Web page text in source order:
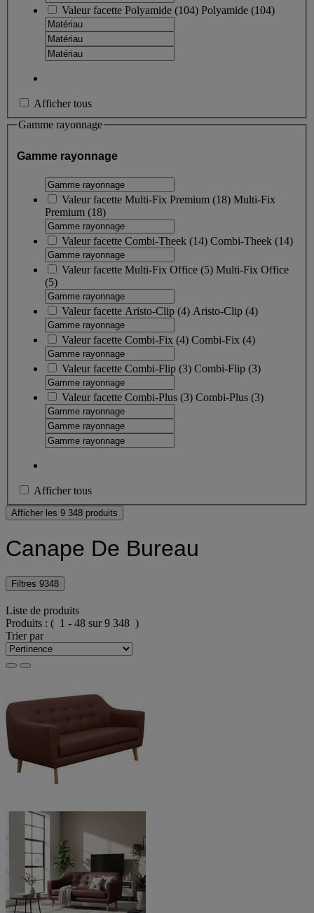
Valeur facette Polyamide (104) Polyamide (104)
Afficher tous
Gamme rayonnage
Gamme rayonnage
Valeur facette Multi-Fix Premium (18) Multi-Fix
Premium (18)
Valeur facette Combi-Theek (14) Combi-Theek (14)
Valeur facette Multi-Fix Office (5) Multi-Fix Office
(5)
Valeur facette Aristo-Clip (4) Aristo-Clip (4)
Valeur facette Combi-Fix (4) Combi-Fix (4)
Valeur facette Combi-Flip (3) Combi-Flip (3)
Valeur facette Combi-Plus (3) Combi-Plus (3)
Afficher tous
Afficher les 9 348 produits
Canape De Bureau
Filtres 9348
Liste de produits
Produits : ( 1 - 48 sur 9 348 )
Trier par